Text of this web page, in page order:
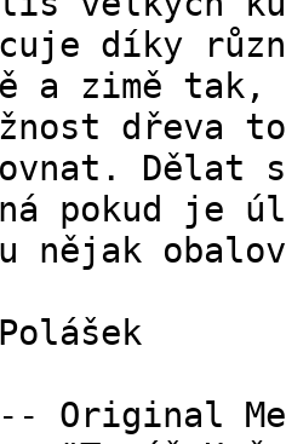
díky
a zimě tak,
dřeva
Dělat
pokud je
nějak
Original